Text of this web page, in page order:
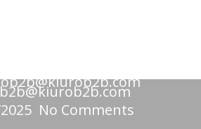
No Comments